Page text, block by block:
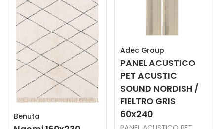
Benuta
Adec Group
PANEL ACUSTICO
PET ACUSTIC
SOUND NORDISH /
FIELTRO GRIS
60x240